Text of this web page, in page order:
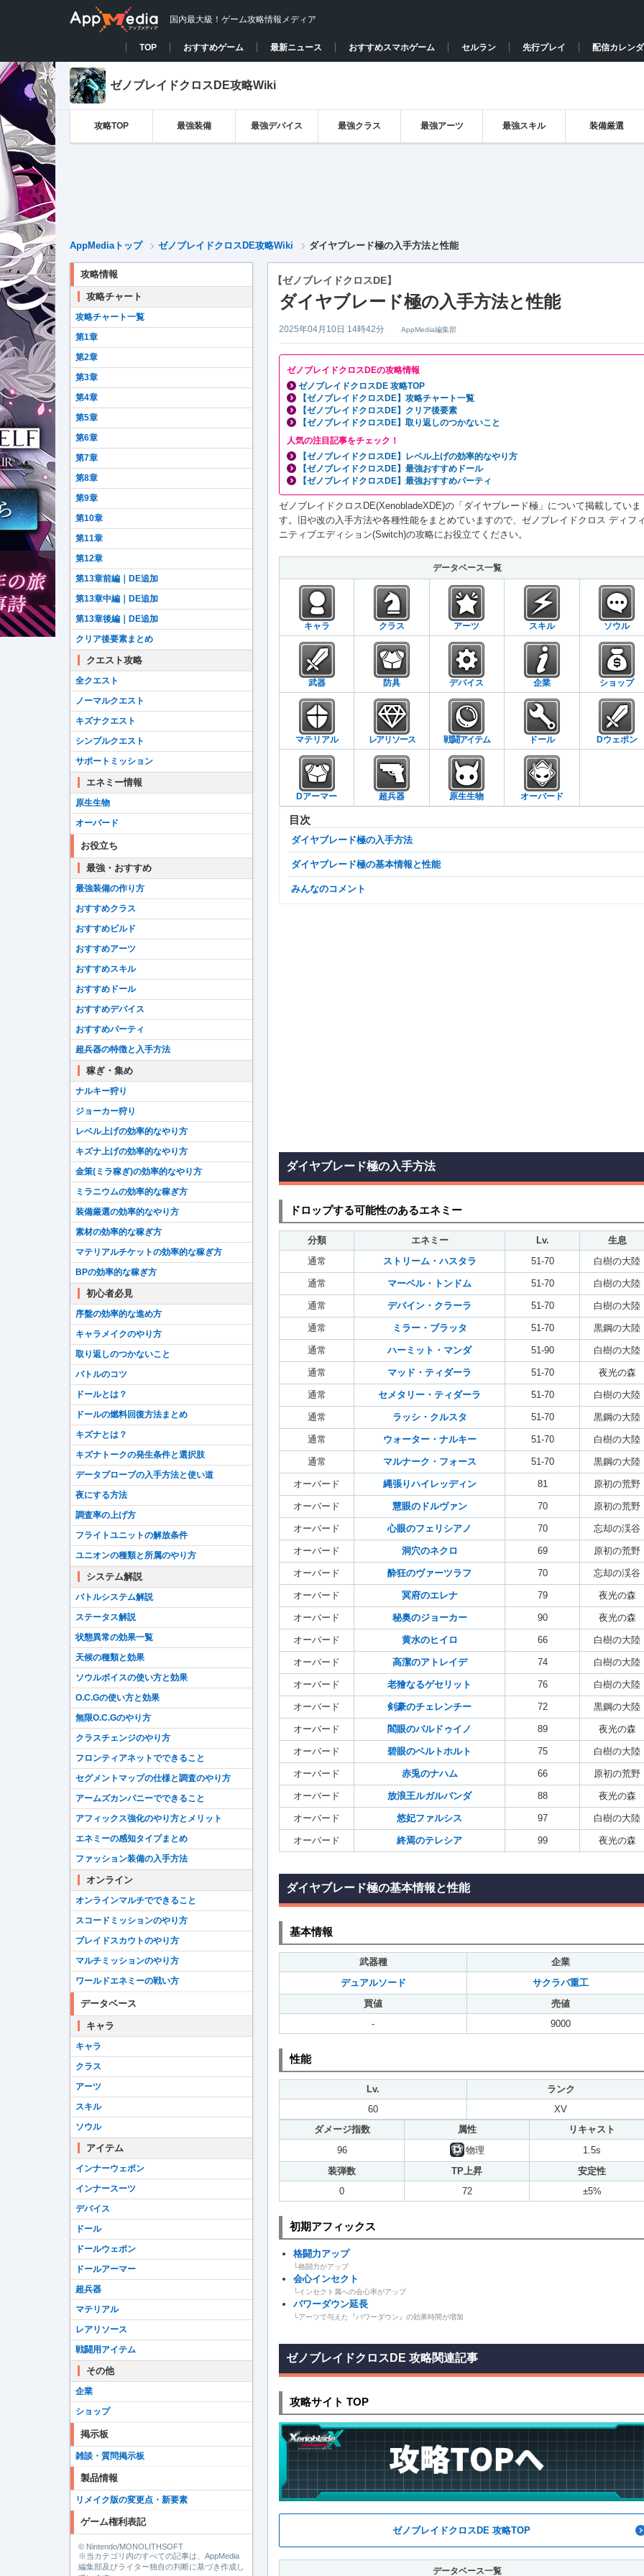
国内最大級！ゲーム攻略情報メディア
TOP おすすめゲーム 最新ニュース おすすめスマホゲーム セルラン 先行プレイ 配信カレン
ゼノブレイドクロスDE攻略Wiki
攻略TOP 最強装備 最強デバイス 最強クラス 最強アーツ 最強スキル 装備厳選
AppMediaトップ ゼノブレイドクロスDE攻略Wiki ダイヤブレード極の入手方法と性能
【ゼノブレイドクロスDE】
ダイヤブレード極の入手方法と性能
2025年04月10日 14時42分 AppMedia編集部
ゼノブレイドクロスDEの攻略情報
ゼノブレイドクロスDE 攻略TOP
【ゼノブレイドクロスDE】攻略チャート一覧
【ゼノブレイドクロスDE】クリア後要素
【ゼノブレイドクロスDE】取り返しのつかないこと
人気の注目記事をチェック！
【ゼノブレイドクロスDE】レベル上げの効率的なやり方
【ゼノブレイドクロスDE】最強おすすめドール
【ゼノブレイドクロスDE】最強おすすめパーティ
ゼノブレイドクロスDE(XenobladeXDE)の「ダイヤブレード極」について掲載していま
す。旧や改の入手方法や各種性能をまとめていますので、ゼノブレイドクロス ディフィ
ニティブエディション(Switch)の攻略にお役立てください。
データベース一覧
キャラ クラス アーツ スキル ソウル
武器 防具 デバイス 企業 ショップ
マテリアル レアリソース 戦闘アイテム ドール Dウェポン
Dアーマー 超兵器 原生生物 オーバード
目次
ダイヤブレード極の入手方法
ダイヤブレード極の基本情報と性能
みんなのコメント
ダイヤブレード極の入手方法
ドロップする可能性のあるエネミー
分類 エネミー Lv.
生息
通常
ストリーム・ハスタラ 51-70 白樹の大陸
通常 マーベル・トンドム 51-70 白樹の大陸
通常 デバイン・クラーラ 51-70 白樹の大陸
通常 ミラー・ブラッタ 51-70 黒鋼の大陸
通常 ハーミット・マンダ 51-90 白樹の大陸
通常 マッド・ティダーラ 51-70 夜光の森
通常 セメタリー・ティダーラ 51-70 白樹の大陸
通常 ラッシ・クルスタ 51-70 黒鋼の大陸
通常 ウォーター・ナルキー 51-70 白樹の大陸
通常 マルナーク・フォース 51-70 黒鋼の大陸
オーバード 縄張りハイレッディン 81 原初の荒野
オーバード 慧眼のドルヴァン 70 原初の荒野
オーバード 心眼のフェリシアノ 70 忘却の渓谷
オーバード 洞穴のネクロ 69 原初の荒野
オーバード 酔狂のヴァーツラフ 70 忘却の渓谷
オーバード 冥府のエレナ 79 夜光の森
オーバード 秘奥のジョーカー 90 夜光の森
オーバード 黄水のヒイロ 66 白樹の大陸
オーバード 高潔のアトレイデ 74 白樹の大陸
オーバード 老獪なるゲセリット 76 白樹の大陸
オーバード 剣豪のチェレンチー 72 黒鋼の大陸
オーバード 閻眼のバルドゥイノ 89 夜光の森
オーバード 碧眼のベルトホルト 75 白樹の大陸
オーバード 赤兎のナハム 66 原初の荒野
オーバード 放浪王ルガルバンダ 88 夜光の森
オーバード 悠妃ファルシス 97 白樹の大陸
オーバード 終焉のテレシア 99 夜光の森
ダイヤブレード極の基本情報と性能
基本情報
武器種
企業
デュアルソード
サクラバ重工
買値
売値
-
9000
性能
Lv.
ランク
60
XV
ダメージ指数
属性
リキャスト
96
物理
1.5s
装弾数
TP上昇
安定性
0
72 ±5%
初期アフィックス
格闘力アップ
└格闘力がアップ
会心インセクト
└インセクト属への会心率がアップ
パワーダウン延長
└アーツで与えた『パワーダウン』の効果時間が増加
ゼノブレイドクロスDE 攻略関連記事
攻略サイト TOP
ゼノブレイドクロスDE 攻略TOP
データベース一覧
攻略情報
攻略チャート
攻略チャート一覧
第1章
第2章
第3章
第4章
第5章
第6章
第7章
第8章
第9章
第10章
第11章
第12章
第13章前編｜DE追加
第13章中編｜DE追加
第13章後編｜DE追加
クリア後要素まとめ
クエスト攻略
全クエスト
ノーマルクエスト
キズナクエスト
シンプルクエスト
サポートミッション
エネミー情報
原生生物
オーバード
お役立ち
最強・おすすめ
最強装備の作り方
おすすめクラス
おすすめビルド
おすすめアーツ
おすすめスキル
おすすめドール
おすすめデバイス
おすすめパーティ
超兵器の特徴と入手方法
稼ぎ・集め
ナルキー狩り
ジョーカー狩り
レベル上げの効率的なやり方
キズナ上げの効率的なやり方
金策(ミラ稼ぎ)の効率的なやり方
ミラニウムの効率的な稼ぎ方
装備厳選の効率的なやり方
素材の効率的な稼ぎ方
マテリアルチケットの効率的な稼ぎ方
BPの効率的な稼ぎ方
初心者必見
序盤の効率的な進め方
キャラメイクのやり方
取り返しのつかないこと
バトルのコツ
ドールとは？
ドールの燃料回復方法まとめ
キズナとは？
キズナトークの発生条件と選択肢
データプローブの入手方法と使い道
夜にする方法
調査率の上げ方
フライトユニットの解放条件
ユニオンの種類と所属のやり方
システム解説
バトルシステム解説
ステータス解説
状態異常の効果一覧
天候の種類と効果
ソウルボイスの使い方と効果
O.C.Gの使い方と効果
無限O.C.Gのやり方
クラスチェンジのやり方
フロンティアネットでできること
セグメントマップの仕様と調査のやり方
アームズカンパニーでできること
アフィックス強化のやり方とメリット
エネミーの感知タイプまとめ
ファッション装備の入手方法
オンライン
オンラインマルチでできること
スコードミッションのやり方
ブレイドスカウトのやり方
マルチミッションのやり方
ワールドエネミーの戦い方
データベース
キャラ
キャラ
クラス
アーツ
スキル
ソウル
アイテム
インナーウェポン
インナースーツ
デバイス
ドール
ドールウェポン
ドールアーマー
超兵器
マテリアル
レアリソース
戦闘用アイテム
その他
企業
ショップ
掲示板
雑談・質問掲示板
製品情報
リメイク版の変更点・新要素
ゲーム権利表記
© Nintendo/MONOLITHSOFT
※当カテゴリ内のすべての記事は、AppMedia
編集部及びライター独自の判断に基づき作成し